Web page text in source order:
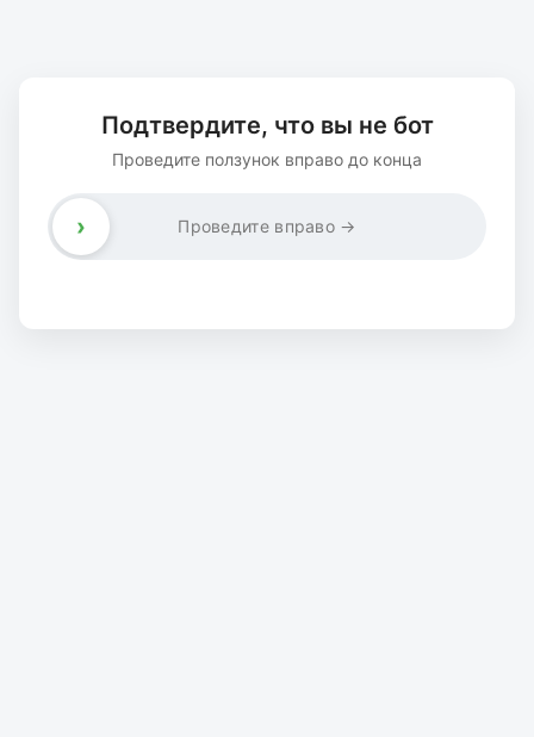
Подтвердите, что вы не бот
Проведите ползунок вправо до конца
Проведите вправо →
›